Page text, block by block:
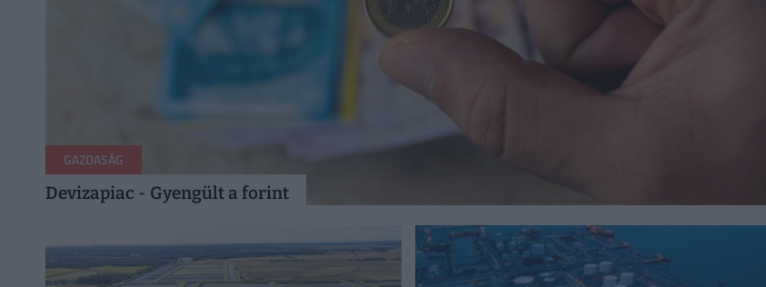
GAZDASÁG
Devizapiac - Gyengült a forint